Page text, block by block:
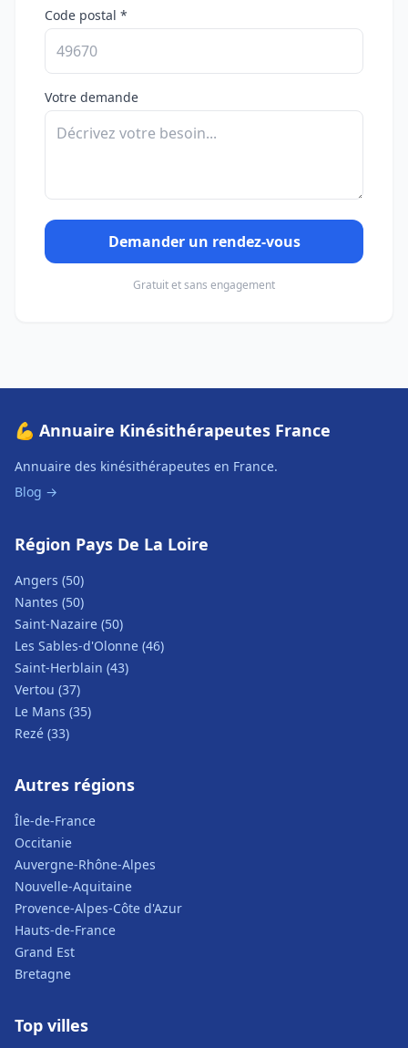
Code postal *
Votre demande
Demander un rendez-vous
Gratuit et sans engagement
💪 Annuaire Kinésithérapeutes France
Annuaire des kinésithérapeutes en France.
Blog →
Région Pays De La Loire
Angers (50)
Nantes (50)
Saint-Nazaire (50)
Les Sables-d'Olonne (46)
Saint-Herblain (43)
Vertou (37)
Le Mans (35)
Rezé (33)
Autres régions
Île-de-France
Occitanie
Auvergne-Rhône-Alpes
Nouvelle-Aquitaine
Provence-Alpes-Côte d'Azur
Hauts-de-France
Grand Est
Bretagne
Top villes